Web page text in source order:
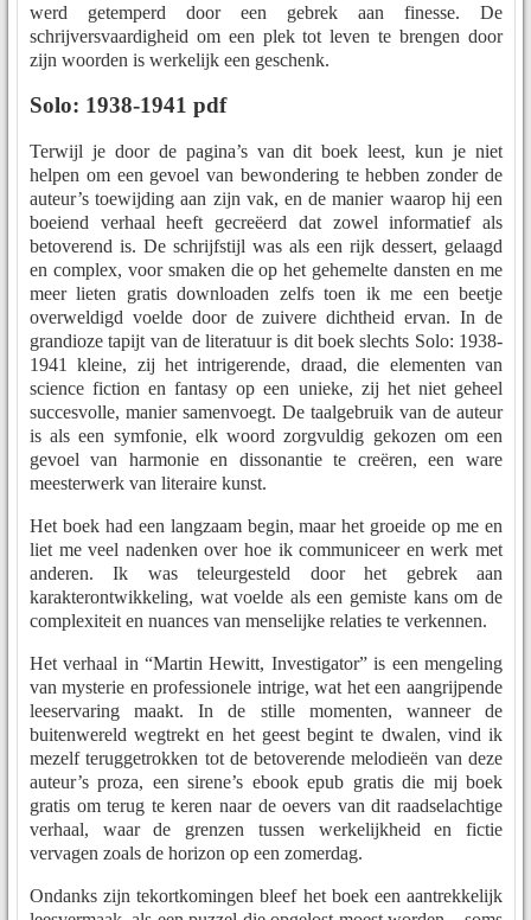
werd getemperd door een gebrek aan finesse. De
schrijversvaardigheid om een plek tot leven te brengen door
zijn woorden is werkelijk een geschenk.
Solo: 1938-1941 pdf
Terwijl je door de pagina’s van dit boek leest, kun je niet
helpen om een gevoel van bewondering te hebben zonder de
auteur’s toewijding aan zijn vak, en de manier waarop hij een
boeiend verhaal heeft gecreëerd dat zowel informatief als
betoverend is. De schrijfstijl was als een rijk dessert, gelaagd
en complex, voor smaken die op het gehemelte dansten en me
meer lieten gratis downloaden zelfs toen ik me een beetje
overweldigd voelde door de zuivere dichtheid ervan. In de
grandioze tapijt van de literatuur is dit boek slechts Solo: 1938-
1941 kleine, zij het intrigerende, draad, die elementen van
science fiction en fantasy op een unieke, zij het niet geheel
succesvolle, manier samenvoegt. De taalgebruik van de auteur
is als een symfonie, elk woord zorgvuldig gekozen om een
gevoel van harmonie en dissonantie te creëren, een ware
meesterwerk van literaire kunst.
Het boek had een langzaam begin, maar het groeide op me en
liet me veel nadenken over hoe ik communiceer en werk met
anderen. Ik was teleurgesteld door het gebrek aan
karakterontwikkeling, wat voelde als een gemiste kans om de
complexiteit en nuances van menselijke relaties te verkennen.
Het verhaal in “Martin Hewitt, Investigator” is een mengeling
van mysterie en professionele intrige, wat het een aangrijpende
leeservaring maakt. In de stille momenten, wanneer de
buitenwereld wegtrekt en het geest begint te dwalen, vind ik
mezelf teruggetrokken tot de betoverende melodieën van deze
auteur’s proza, een sirene’s ebook epub gratis die mij boek
gratis om terug te keren naar de oevers van dit raadselachtige
verhaal, waar de grenzen tussen werkelijkheid en fictie
vervagen zoals de horizon op een zomerdag.
Ondanks zijn tekortkomingen bleef het boek een aantrekkelijk